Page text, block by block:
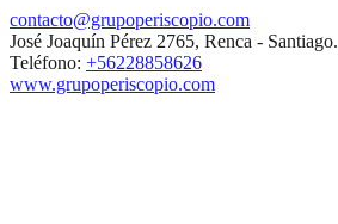
contacto@grupoperiscopio.com
José Joaquín Pérez 2765, Renca - Santiago.
Teléfono: +56228858626
www.grupoperiscopio.com